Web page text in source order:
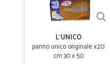
—Luisella G.
Ottimi prodotti e veloci
Ottimi prodotti e velocità di
L'UNICO
panno unico originale x20
cm 30 x 50